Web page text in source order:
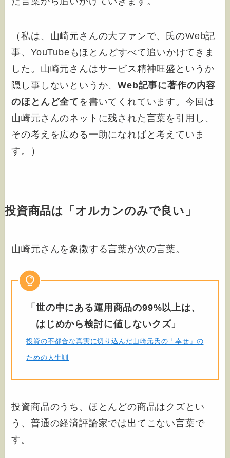
（私は、山崎元さんの大ファンで、氏のWeb記
事、YouTubeもほとんどすべて追いかけてきま
した。山崎元さんはサービス精神旺盛というか
隠し事しないというか、Web記事に著作の内容
のほとんど全て を書いてくれています。今回は
山崎元さんのネットに残された言葉を引用し、
その考えを広める一助になればと考えていま
す。）
投資商品は「オルカンのみで良い」
山崎元さんを象徴する言葉が次の言葉。
「世の中にある運用商品の99%以上は、
はじめから検討に値しないクズ」
投資の不都合な真実に切り込んだ山崎元氏の「幸せ」の
ための人生訓
投資商品のうち、ほとんどの商品はクズとい
う、普通の経済評論家では出てこない言葉で
す。